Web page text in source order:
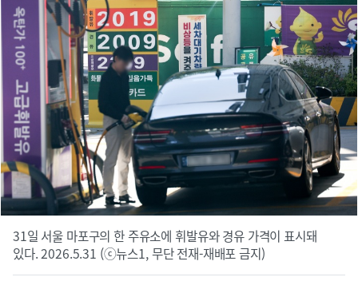
31일 서울 마포구의 한 주유소에 휘발유와 경유 가격이 표시돼
있다. 2026.5.31 (ⓒ뉴스1, 무단 전재-재배포 금지)